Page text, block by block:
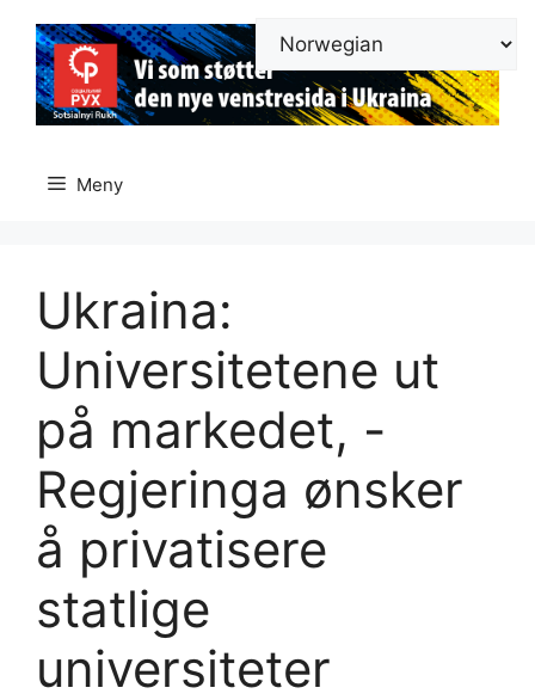
innhold
Meny
Ukraina:
Universitetene ut
på markedet, -
Regjeringa ønsker
å privatisere
statlige
universiteter